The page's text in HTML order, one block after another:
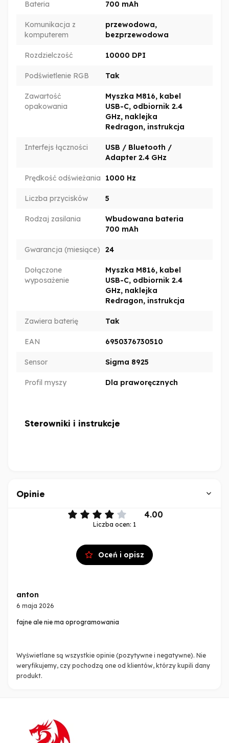
Bateria 700 mAh
Komunikacja z
komputerem
przewodowa,
bezprzewodowa
Rozdzielczość 10000 DPI
Podświetlenie RGB Tak
Zawartość
opakowania
Myszka M816, kabel
USB-C, odbiornik 2.4
GHz, naklejka
Redragon, instrukcja
Interfejs łączności
USB / Bluetooth /
Adapter 2.4 GHz
Prędkość odświeżania 1000 Hz
Liczba przycisków 5
Rodzaj zasilania
Wbudowana bateria
700 mAh
Gwarancja (miesiące) 24
Dołączone
wyposażenie
Myszka M816, kabel
USB-C, odbiornik 2.4
GHz, naklejka
Redragon, instrukcja
Zawiera baterię Tak
EAN 6950376730510
Sensor Sigma 8925
Profil myszy Dla praworęcznych
Sterowniki i instrukcje
Opinie
4.00
Liczba ocen: 1
Oceń i opisz
anton
6 maja 2026
fajne ale nie ma oprogramowania
Wyświetlane są wszystkie opinie (pozytywne i negatywne). Nie
weryfikujemy, czy pochodzą one od klientów, którzy kupili dany
produkt.